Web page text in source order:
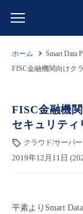
クラウド
ネットワ
データ利
クラウド
料金情報
料金シミ
ご利用開始ガ
ホーム Smart Data
FISC金融機
セキュリティ
クラウド/サーバー
2019年12月11日
平素よりSmart